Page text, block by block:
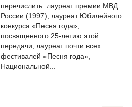
перечислить: лауреат премии МВД
России (1997), лауреат Юбилейного
конкурса «Песня года»,
посвященного 25-летию этой
передачи, лауреат почти всех
фестивалей «Песня года»,
Национальной...